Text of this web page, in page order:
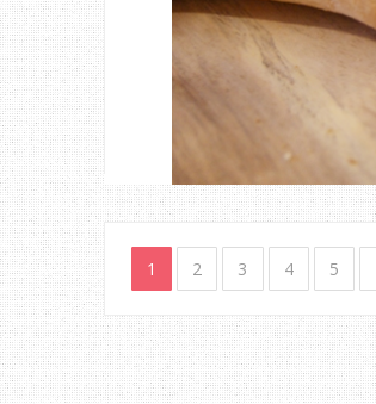
1 2 3 4 5